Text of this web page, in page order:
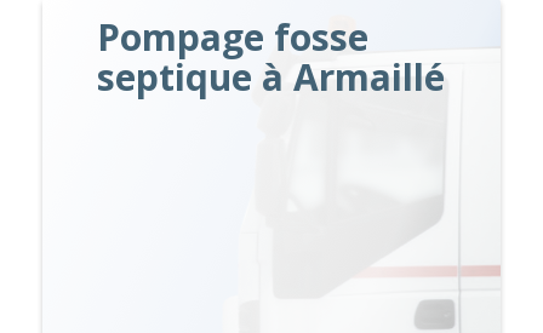
Pompage fosse
septique à Armaillé